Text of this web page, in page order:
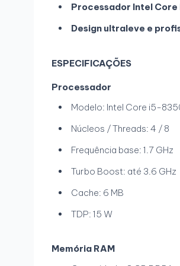
Processador Intel
Design ultraleve e
ESPECIFICAÇÕES
Processador
Modelo: Intel Core i5-
Núcleos / Threads: 4 / 8
Frequência base: 1.7 GHz
Turbo Boost: até 3.6 GHz
Cache: 6 MB
TDP: 15 W
Memória RAM